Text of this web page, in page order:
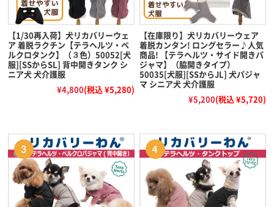
【1/30再入荷】犬リカバリーウェ
ア 着脱ラクチン【テラヘルツ・ベ
ルクロタンク】（３色）50052[犬
服][SSからSL] 背中開きタンク シ
ニア犬 犬介護服
¥4,800(税込 ¥5,280)
【在庫限り】犬リカバリーウェア
着脱カンタン! ロングセラー♪人気
商品! 【テラヘルツ・サイド開きパ
ジャマ】（脇開きタイプ）
50035[犬服][SSからJL] 犬パジャ
マ シニア犬 犬介護服
¥5,200(税込 ¥5,720)